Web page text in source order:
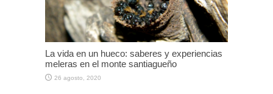
La vida en un hueco: saberes y experiencias
meleras en el monte santiagueño
26 agosto, 2020